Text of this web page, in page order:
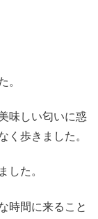
。
味しい匂いに惑
く歩きました。
した。
時間に来ること